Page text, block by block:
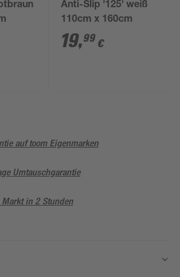
Anti-Slip '125' weiß
110cm x 160cm
19,99 €
auf toom Eigenmarken
Umtauschgarantie
in 2 Stunden